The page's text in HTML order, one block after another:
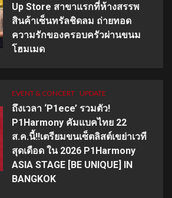
Up Store สาขาแรกที่ห้างสรรพ
สินค้าเซ็นทรัลชิดลม ถ่ายทอด
ความรักของครอบครัวผ่านขนม
โฮมเมด
EVENT & CONCERT UPDATE
ถึงเวลา ‘P1ece’ รวมตัว!
P1Harmony คัมแบคไทย 22
ส.ค.นี้!!เตรียมขนเซ็ตลิสต์เขย่าเวที
สุดเดือด ใน 2026 P1Harmony
ASIA STAGE [BE UNIQUE] IN
BANGKOK